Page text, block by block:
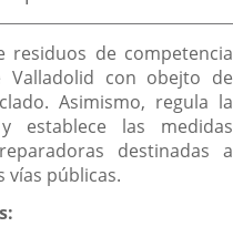
residuos de competencia
con obejto de
Asimismo, regula la
establece las medidas
destinadas a
vías públicas.